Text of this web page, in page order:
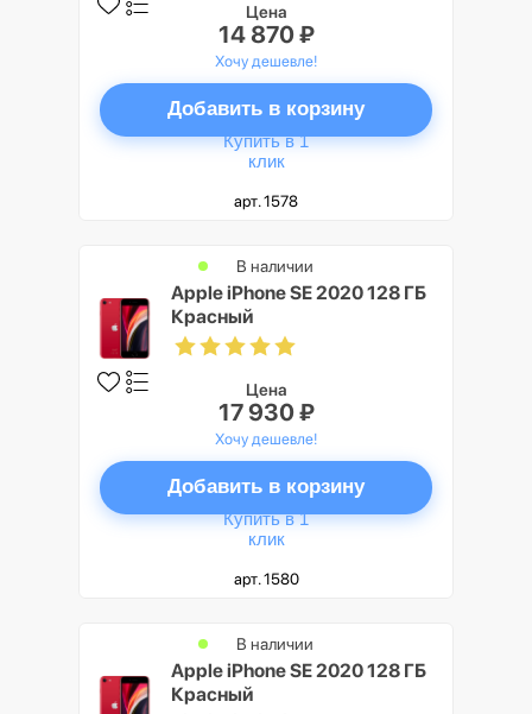
Цена
14 870 ₽
Хочу дешевле!
Добавить в корзину
Купить в 1
клик
арт. 1578
Apple iPhone SE 2020 128 ГБ
Красный
В наличии
Цена
17 930 ₽
Хочу дешевле!
Добавить в корзину
Купить в 1
клик
арт. 1580
Apple iPhone SE 2020 128 ГБ
Красный
В наличии